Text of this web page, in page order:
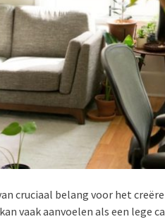
cruciaal belang voor het
vaak aanvoelen als een lege